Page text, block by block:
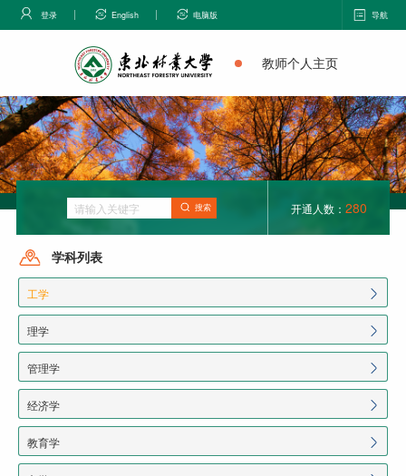
登录 English 电脑版 导航
教师个人主页
搜索 开通人数： 280
学科列表
工学
理学
管理学
经济学
教育学